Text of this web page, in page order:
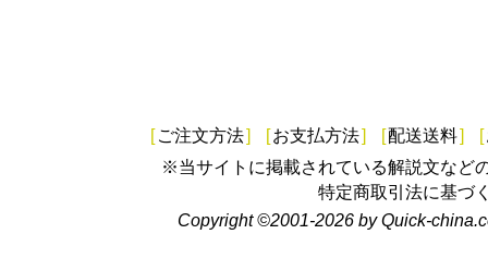
[ ご注文方法] [お支払方法] [配送送料] [
※当サイトに掲載されている解説文など
特定商取引法に基づ
Copyright ©2001-2026 by Quick-